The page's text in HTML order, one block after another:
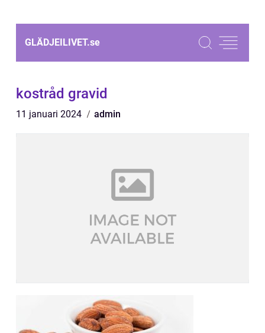
GLÄDJEILIVET.se
kostråd gravid
11 januari 2024 admin